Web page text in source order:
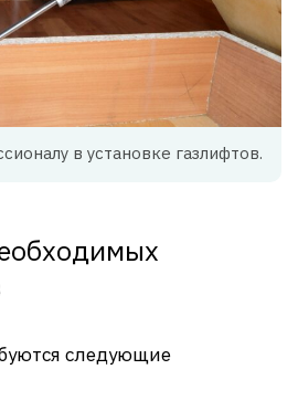
в установке газлифтов.
следующие